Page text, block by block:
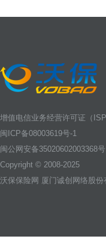
增值电信业务经营许可证（
闽ICP备08003619号-1
闽公网安备35020602003368号
Copyright © 2008-2025
沃保保险网 厦门诚创网络股